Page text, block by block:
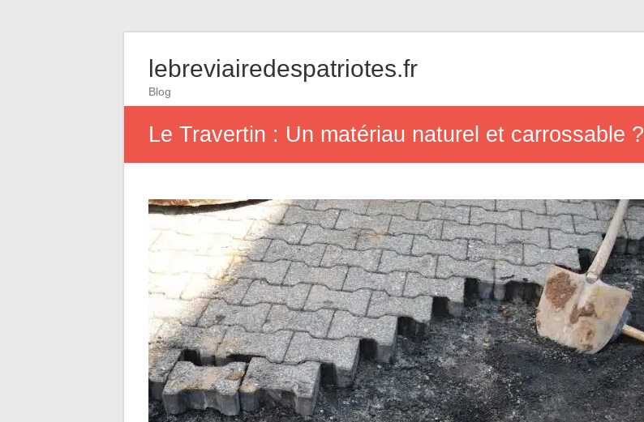
lebreviairedespatriotes.fr
Blog
Le Travertin : Un matériau naturel et carrossable ?